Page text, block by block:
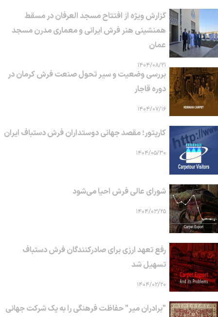
گزارش ویژه از افتتاح مسجد العرفان در مسقط
همنشینی هنر فرش ایرانی و معماری مدرن مسجد
عمان
۱۴۰۴/۰۸/۲۱
بررسی وضعیت و سیر تحول صنعت فرش کرمان در
دوره قاجار
۱۴۰۴/۰۷/۱۶
کارپتور؛ مقصد جهانی دوستداران فرش دستباف ایران
۱۴۰۴/۰۵/۳۰
شورای عالی فرش احیا می‌شود
۱۴۰۴/۰۳/۲۵
رفع تعهد ارزی برای صادرکنندگان فرش دستباف
تسهیل شد
۱۴۰۴/۰۲/۲۰
"برادران میر" حفاظت فرهنگی را به یک شرکت جهانی